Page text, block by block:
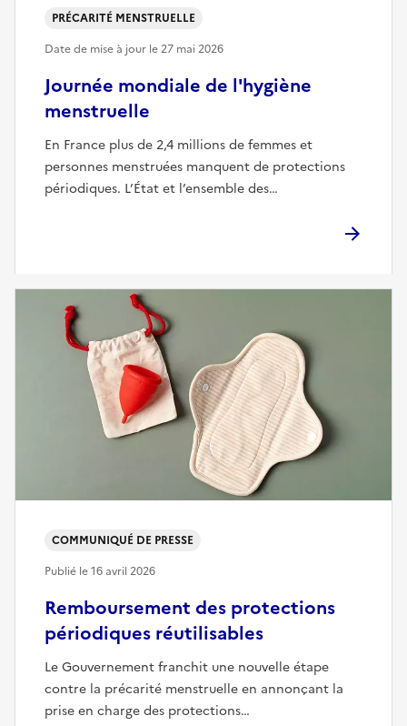
Journée mondiale de l'hygiène
menstruelle
En France plus de 2,4 millions de femmes et
personnes menstruées manquent de protections
périodiques. L’État et l’ensemble des…
PRÉCARITÉ MENSTRUELLE
Date de mise à jour le27 mai 2026
Remboursement des protections
périodiques réutilisables
Le Gouvernement franchit une nouvelle étape
contre la précarité menstruelle en annonçant la
prise en charge des protections…
COMMUNIQUÉ DE PRESSE
Publié le16 avril 2026